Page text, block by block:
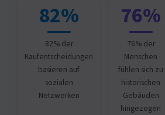
82%
82% der
Kaufentscheidungen
basieren auf
sozialen
Netzwerken
76%
76% der
Menschen
fühlen sich zu
historischen
Gebäuden
hingezogen